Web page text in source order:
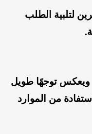
لتلبية الطلب
ويعكس توجهًا طويل
من الموارد